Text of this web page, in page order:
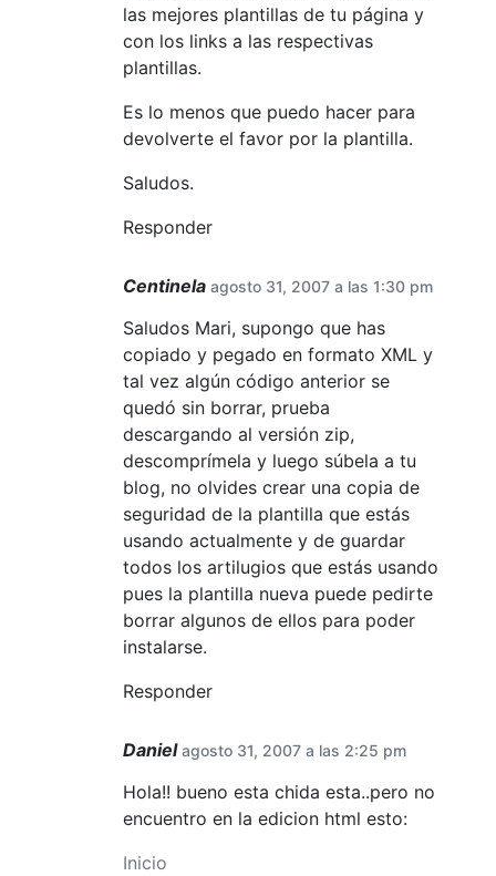
las mejores plantillas de tu página y
con los links a las respectivas
plantillas.
Es lo menos que puedo hacer para
devolverte el favor por la plantilla.
Saludos.
Responder
Centinela agosto 31, 2007 a las 1:30 pm
Saludos Mari, supongo que has
copiado y pegado en formato XML y
tal vez algún código anterior se
quedó sin borrar, prueba
descargando al versión zip,
descomprímela y luego súbela a tu
blog, no olvides crear una copia de
seguridad de la plantilla que estás
usando actualmente y de guardar
todos los artilugios que estás usando
pues la plantilla nueva puede pedirte
borrar algunos de ellos para poder
instalarse.
Responder
Daniel agosto 31, 2007 a las 2:25 pm
Hola!! bueno esta chida esta..pero no
encuentro en la edicion html esto:
Inicio